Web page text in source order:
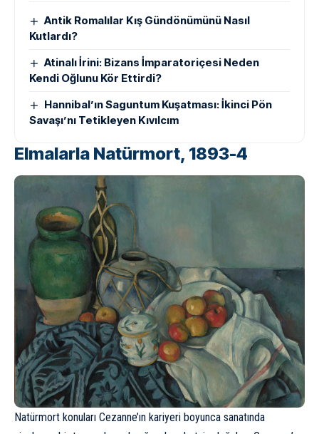
Antik Romalılar Kış Gündönümünü Nasıl
Kutlardı?
Atinalı İrini: Bizans İmparatoriçesi Neden
Kendi Oğlunu Kör Ettirdi?
Hannibal’ın Saguntum Kuşatması: İkinci Pön
Savaşı’nı Tetikleyen Kıvılcım
Elmalarla Natürmort, 1893-4
Natürmort konuları Cezanne’ın kariyeri boyunca sanatında